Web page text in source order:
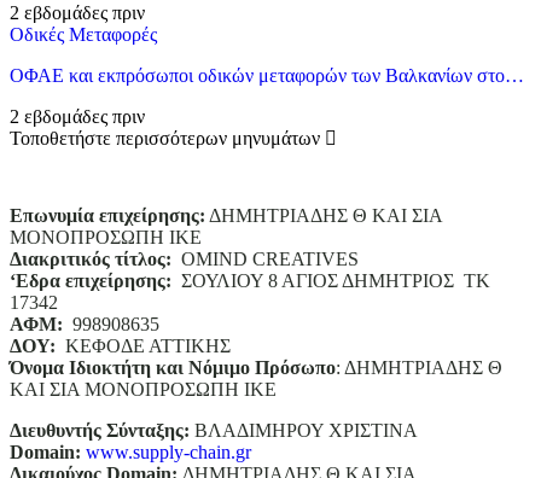
2 εβδομάδες πριν
Οδικές Μεταφορές
ΟΦΑΕ και εκπρόσωποι οδικών μεταφορών των Βαλκανίων στο…
2 εβδομάδες πριν
Τοποθετήστε περισσότερων μηνυμάτων
Επωνυμία επιχείρησης: ΔΗΜΗΤΡΙΑΔΗΣ Θ ΚΑΙ ΣΙΑ
ΜΟΝΟΠΡΟΣΩΠΗ ΙΚΕ
Διακριτικός τίτλος: ΟΜΙΝD CREATIVES
‘Eδρα επιχείρησης: ΣΟΥΛΙΟΥ 8 ΑΓΙΟΣ ΔΗΜΗΤΡΙΟΣ ΤΚ
17342
ΑΦΜ: 998908635
ΔΟΥ: ΚΕΦΟΔΕ ΑΤΤΙΚΗΣ
Όνομα Ιδιοκτήτη και Νόμιμο Πρόσωπο: ΔΗΜΗΤΡΙΑΔΗΣ Θ
ΚΑΙ ΣΙΑ ΜΟΝΟΠΡΟΣΩΠΗ ΙΚΕ
Διευθυντής Σύνταξης: ΒΛΑΔΙΜΗΡΟΥ ΧΡΙΣΤΙΝΑ
Domain: www.supply-chain.gr
Δικαιούχος Domain: ΔΗΜΗΤΡΙΑΔΗΣ Θ ΚΑΙ ΣΙΑ